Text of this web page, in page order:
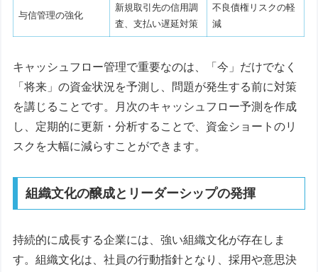
与信管理の強化
新規取引先の信用調
査、支払い遅延対策
不良債権リスクの軽
減
キャッシュフロー管理で重要なのは、「今」だけでなく
「将来」の資金状況を予測し、問題が発生する前に対策
を講じることです。月次のキャッシュフロー予測を作成
し、定期的に更新・分析することで、資金ショートのリ
スクを大幅に減らすことができます。
組織文化の醸成とリーダーシップの発揮
持続的に成長する企業には、強い組織文化が存在しま
す。組織文化は、社員の行動指針となり、採用や意思決